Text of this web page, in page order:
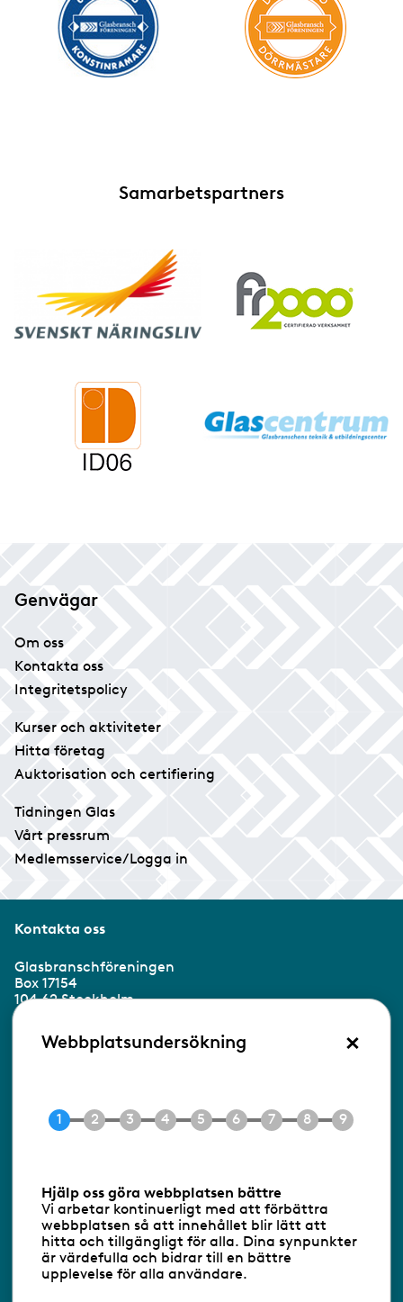
Samarbetspartners
Genvägar
Om oss
Kontakta oss
Integritetspolicy
Kurser och aktiviteter
Hitta företag
Auktorisation och certifiering
Tidningen Glas
Vårt pressrum
Medlemsservice/Logga in
Kontakta oss
Glasbranschföreningen
Box 17154
104 62 Stockholm
Besöksadress:
Ringvägen 100
E-post info@gbf.se
Följ oss via RSS
Databasens namn:www.gbf.se-
Webbplatsundersökning ×
Hjälp oss göra webbplatsen bättre
Vi arbetar kontinuerligt med att förbättra
webbplatsen så att innehållet blir lätt att
hitta och tillgängligt för alla. Dina synpunkter
är värdefulla och bidrar till en bättre
upplevelse för alla användare.